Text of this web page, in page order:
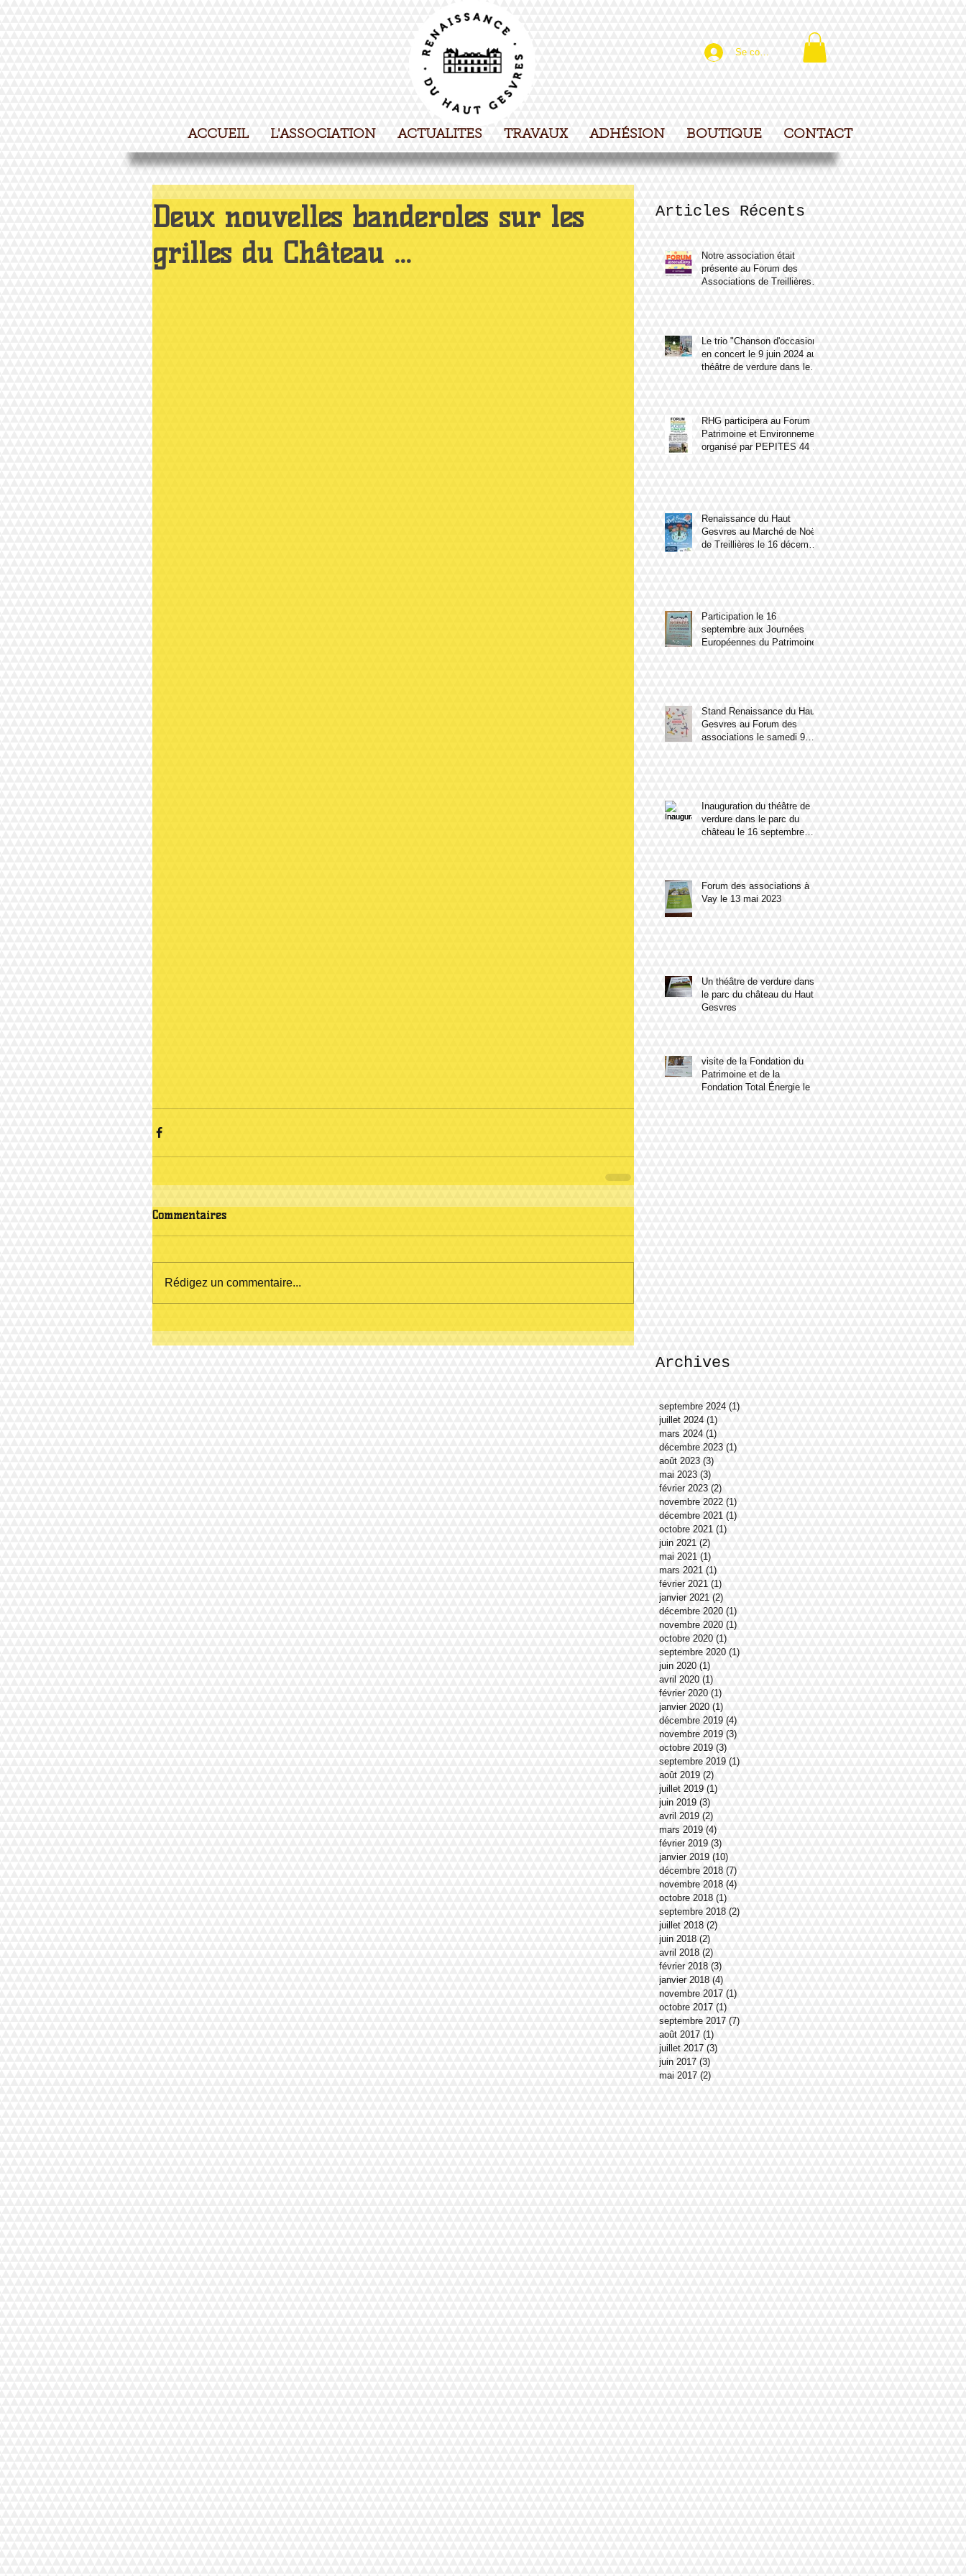
Se connecter
ACCUEIL L'ASSOCIATION ACTUALITES TRAVAUX ADHÉSION BOUTIQUE CONTACT
Deux nouvelles banderoles sur les
grilles du Château ...
Commentaires
Rédigez un commentaire...
Articles Récents
Notre association était
présente au Forum des
Associations de Treillières le
Le trio "Chanson d'occasion"
en concert le 9 juin 2024 au
théâtre de verdure dans le
RHG participera au Forum
Patrimoine et Environnement
organisé par PEPITES 44 le
Renaissance du Haut
Gesvres au Marché de Noël
de Treillières le 16 décembre
Participation le 16
septembre aux Journées
Européennes du Patrimoine
Stand Renaissance du Haut
Gesvres au Forum des
associations le samedi 9
Inauguration du théâtre de
verdure dans le parc du
château le 16 septembre
Forum des associations à
Vay le 13 mai 2023
Un théâtre de verdure dans
le parc du château du Haut
Gesvres
visite de la Fondation du
Patrimoine et de la
Fondation Total Énergie le 8
Archives
septembre 2024 (1)
juillet 2024 (1)
mars 2024 (1)
décembre 2023 (1)
août 2023 (3)
mai 2023 (3)
février 2023 (2)
novembre 2022 (1)
décembre 2021 (1)
octobre 2021 (1)
juin 2021 (2)
mai 2021 (1)
mars 2021 (1)
février 2021 (1)
janvier 2021 (2)
décembre 2020 (1)
novembre 2020 (1)
octobre 2020 (1)
septembre 2020 (1)
juin 2020 (1)
avril 2020 (1)
février 2020 (1)
janvier 2020 (1)
décembre 2019 (4)
novembre 2019 (3)
octobre 2019 (3)
septembre 2019 (1)
août 2019 (2)
juillet 2019 (1)
juin 2019 (3)
avril 2019 (2)
mars 2019 (4)
février 2019 (3)
janvier 2019 (10)
décembre 2018 (7)
novembre 2018 (4)
octobre 2018 (1)
septembre 2018 (2)
juillet 2018 (2)
juin 2018 (2)
avril 2018 (2)
février 2018 (3)
janvier 2018 (4)
novembre 2017 (1)
octobre 2017 (1)
septembre 2017 (7)
août 2017 (1)
juillet 2017 (3)
juin 2017 (3)
mai 2017 (2)